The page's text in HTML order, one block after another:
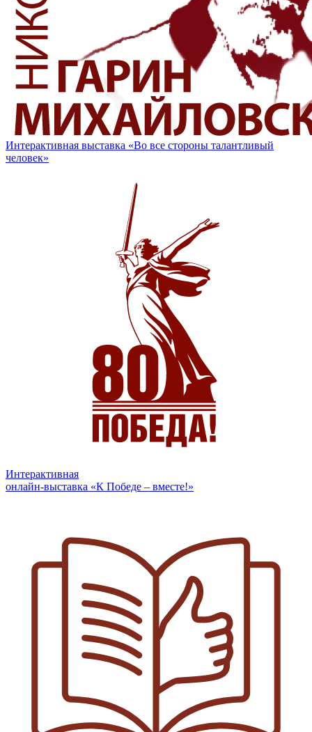
Интерактивная выставка «Во все стороны талантливый
человек»
Интерактивная
онлайн-выставка «К Победе – вместе!»